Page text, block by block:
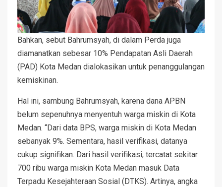
Bahkan, sebut Bahrumsyah, di dalam Perda juga
diamanatkan sebesar 10% Pendapatan Asli Daerah
(PAD) Kota Medan dialokasikan untuk penanggulangan
kemiskinan.
Hal ini, sambung Bahrumsyah, karena dana APBN
belum sepenuhnya menyentuh warga miskin di Kota
Medan. “Dari data BPS, warga miskin di Kota Medan
sebanyak 9%. Sementara, hasil verifikasi, datanya
cukup signifikan. Dari hasil verifikasi, tercatat sekitar
700 ribu warga miskin Kota Medan masuk Data
Terpadu Kesejahteraan Sosial (DTKS). Artinya, angka